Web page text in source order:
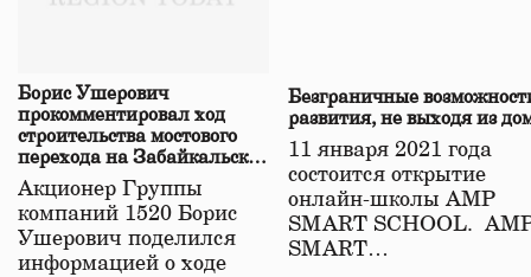
Борис Ушерович
прокомментировал ход
строительства мостового
перехода на Забайкальской
железной дороге
Акционер Группы
компаний 1520 Борис
Ушерович поделился
информацией о ходе
Безграничные
развития, не выходя из
11 января 2021 года
состоится открытие
онлайн-школы АМР
SMART SCHOOL.
SMART…